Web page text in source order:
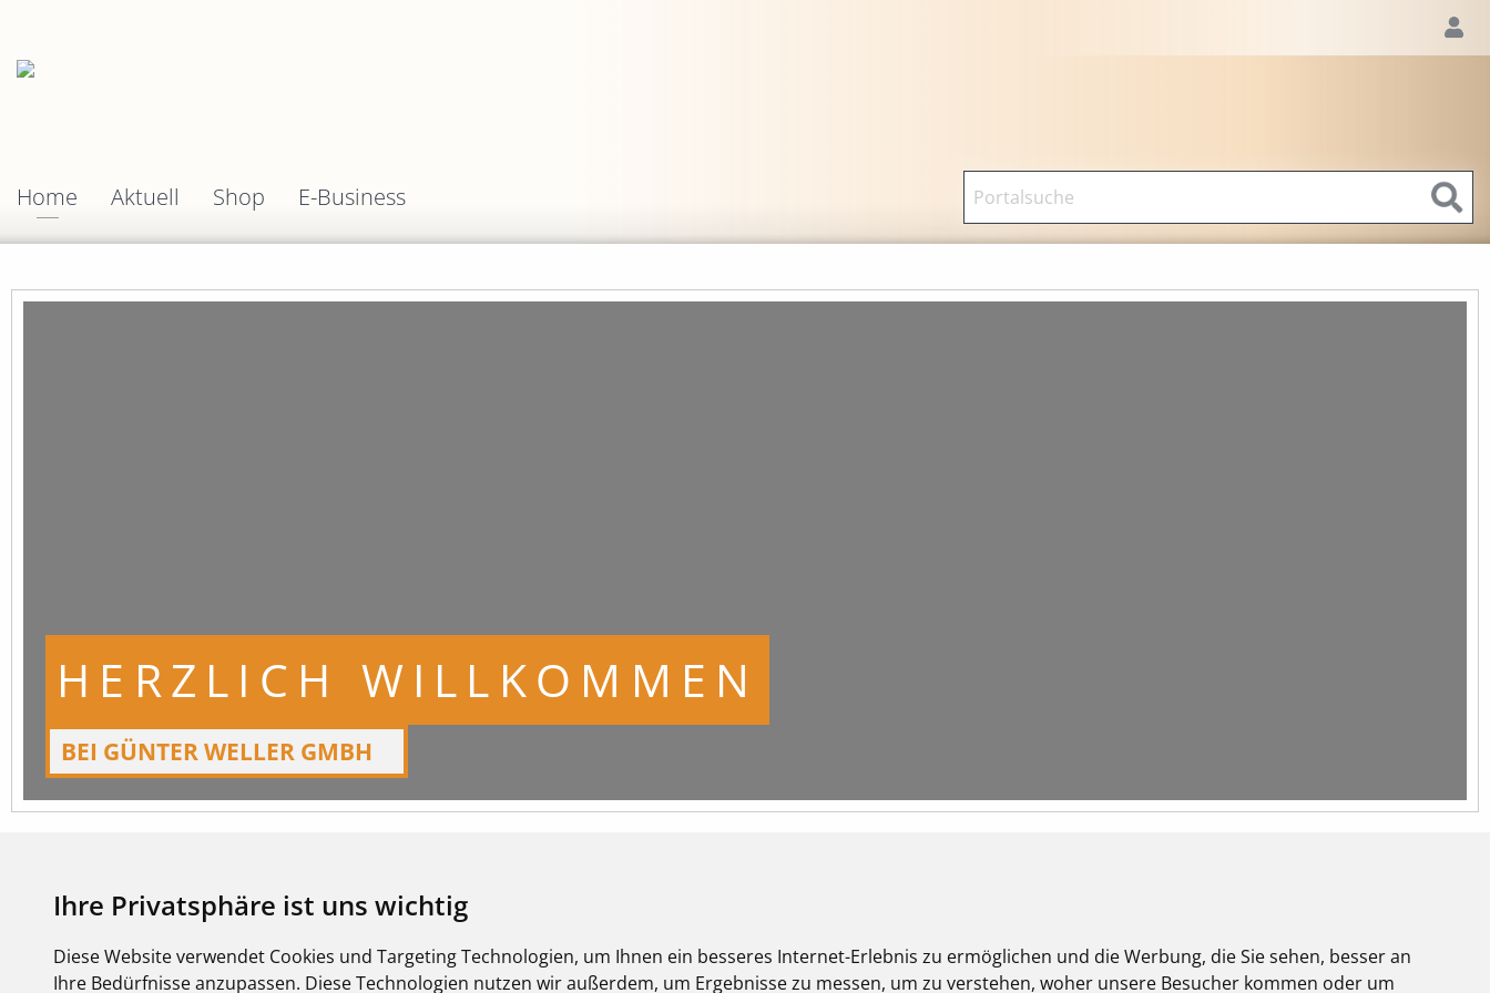
Ihre Privatsphäre ist uns wichtig
Diese Website verwendet Cookies und Targeting Technologien, um Ihnen ein besseres Internet-Erlebnis zu ermöglichen und die Werbung, die Sie sehen, besser an
Ihre Bedürfnisse anzupassen. Diese Technologien nutzen wir außerdem, um Ergebnisse zu messen, um zu verstehen, woher unsere Besucher kommen oder um
Home Aktuell Shop E-Business
HERZLICH WILLKOMMEN
BEI GÜNTER WELLER GMBH